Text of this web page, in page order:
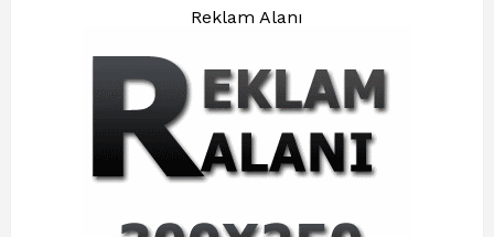
Reklam Alanı